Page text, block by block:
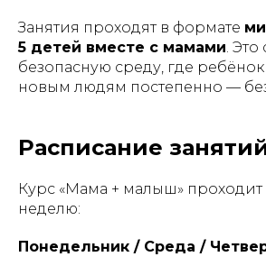
Занятия проходят в формате
5 детей вместе с мамами. Это
безопасную среду, где
новым людям постепенно — без
Расписание
Курс «Мама + малыш» проходит
неделю:
Понедельник / Среда /